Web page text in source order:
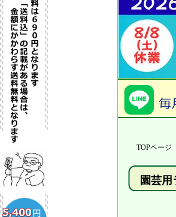
TOPペー
園芸